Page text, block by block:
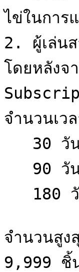
ไข่ในการ
2. ผู้เล่น
โดยหลัง
จำนวนเ
จำนวนสูง
9,999 ชิ้